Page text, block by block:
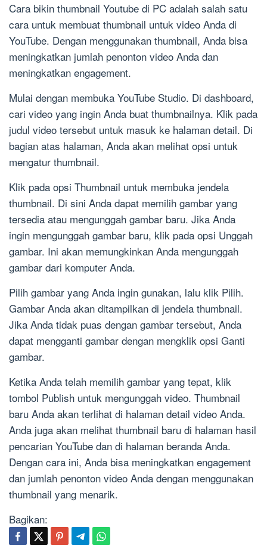
Cara bikin thumbnail Youtube di PC adalah salah satu
cara untuk membuat thumbnail untuk video Anda di
YouTube. Dengan menggunakan thumbnail, Anda bisa
meningkatkan jumlah penonton video Anda dan
meningkatkan engagement.
Mulai dengan membuka YouTube Studio. Di dashboard,
cari video yang ingin Anda buat thumbnailnya. Klik pada
judul video tersebut untuk masuk ke halaman detail. Di
bagian atas halaman, Anda akan melihat opsi untuk
mengatur thumbnail.
Klik pada opsi Thumbnail untuk membuka jendela
thumbnail. Di sini Anda dapat memilih gambar yang
tersedia atau mengunggah gambar baru. Jika Anda
ingin mengunggah gambar baru, klik pada opsi Unggah
gambar. Ini akan memungkinkan Anda mengunggah
gambar dari komputer Anda.
Pilih gambar yang Anda ingin gunakan, lalu klik Pilih.
Gambar Anda akan ditampilkan di jendela thumbnail.
Jika Anda tidak puas dengan gambar tersebut, Anda
dapat mengganti gambar dengan mengklik opsi Ganti
gambar.
Ketika Anda telah memilih gambar yang tepat, klik
tombol Publish untuk mengunggah video. Thumbnail
baru Anda akan terlihat di halaman detail video Anda.
Anda juga akan melihat thumbnail baru di halaman hasil
pencarian YouTube dan di halaman beranda Anda.
Dengan cara ini, Anda bisa meningkatkan engagement
dan jumlah penonton video Anda dengan menggunakan
thumbnail yang menarik.
Bagikan: